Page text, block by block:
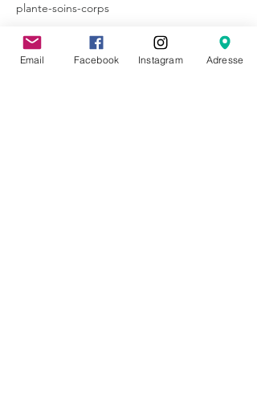
plante-soins-corps
Email Facebook Instagram Adresse